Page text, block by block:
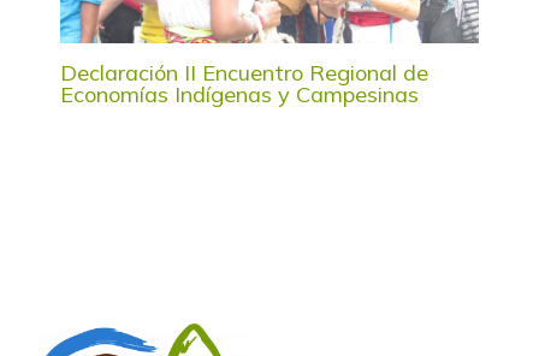
Declaración II Encuentro Regional de
Economías Indígenas y Campesinas